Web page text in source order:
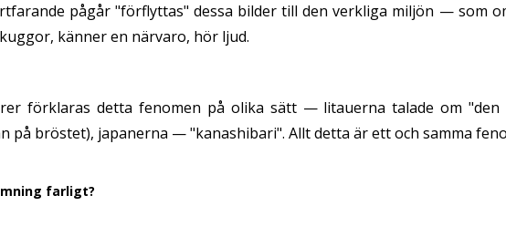
pågår "förflyttas" dessa bilder till den verkliga miljön — som
känner en närvaro, hör ljud.
förklaras detta fenomen på olika sätt — litauerna talade om "den
på bröstet), japanerna — "kanashibari". Allt detta är ett och samma
farligt?